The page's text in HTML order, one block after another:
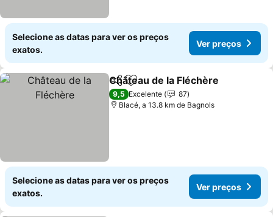
Selecione as datas para ver os preços
exatos.
Ver preços
PartilharAdicionar aos favoritos
Château de la Fléchère
9,5 Excelente
87
Blacé, a 13.8 km de Bagnols
Selecione as datas para ver os preços
exatos.
Ver preços